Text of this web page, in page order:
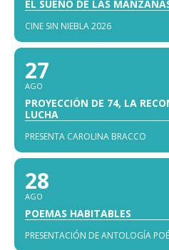
EL SUEÑO DE LAS
CINE SIN NIEBLA 2026
27
AGO
PROYECCIÓN DE 74, LA
LUCHA
PRESENTA CAROLINA BRACCO
28
AGO
POEMAS HABITABLES
PRESENTACIÓN DE ANTOLOGÍA